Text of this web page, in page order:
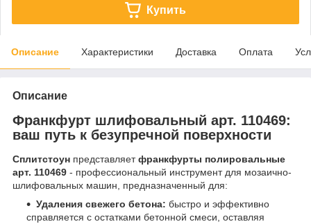
Купить
Описание Характеристики Доставка Оплата
Описание
Франкфурт шлифовальный арт. 110469:
ваш путь к безупречной поверхности
Сплитстоун представляетфранкфурты полировальные
арт. 110469 - профессиональный инструмент для мозаично-
шлифовальных машин, предназначенный для:
Удаления свежего бетона: быстро и эффективно
справляется с остатками бетонной смеси, оставляя